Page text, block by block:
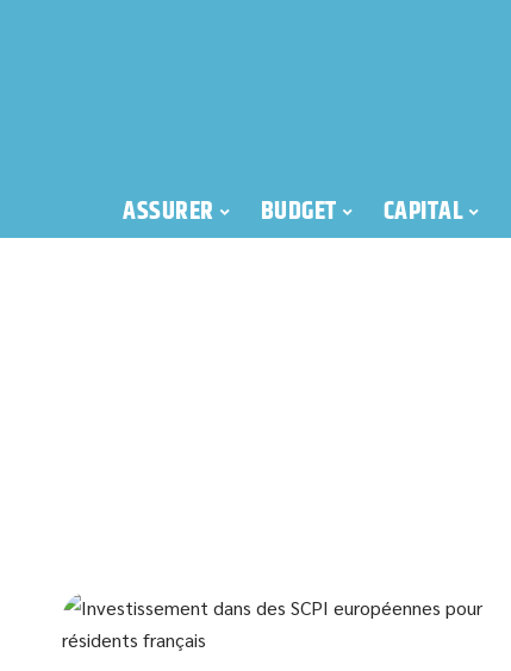
ASSURER BUDGET CAPITAL